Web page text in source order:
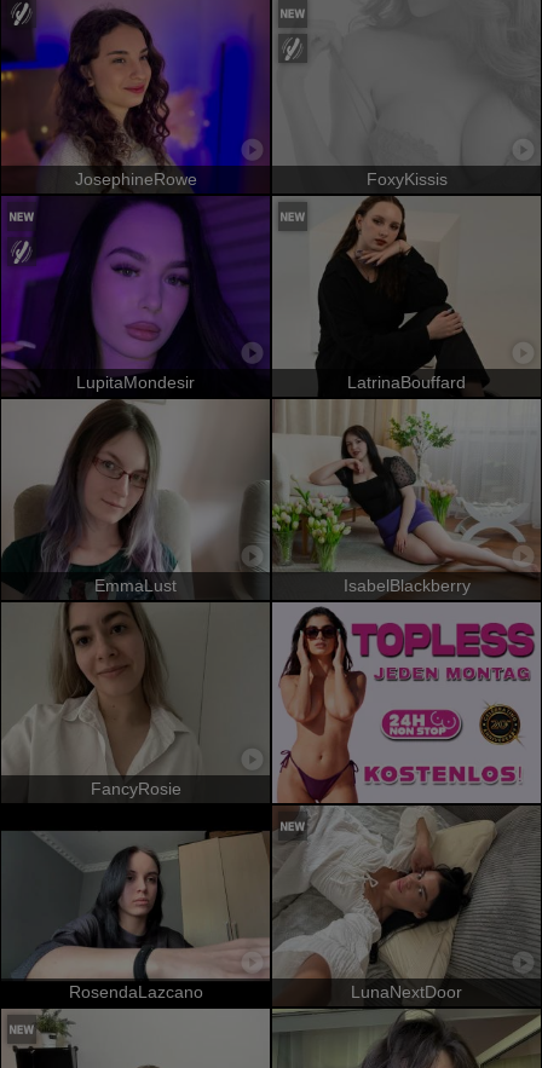
JosephineRowe FoxyKissis
LupitaMondesir LatrinaBouffard
EmmaLust IsabelBlackberry
FancyRosie
RosendaLazcano LunaNextDoor